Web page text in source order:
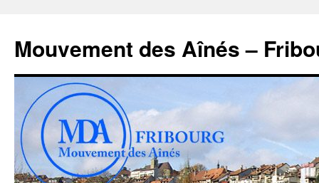
contenu
Mouvement des Aînés –